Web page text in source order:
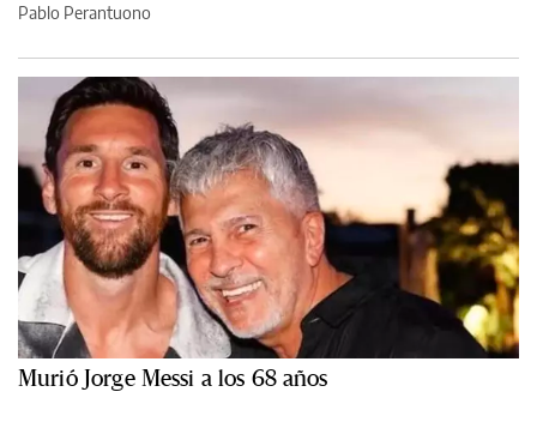
Pablo Perantuono
Murió Jorge Messi a los 68 años